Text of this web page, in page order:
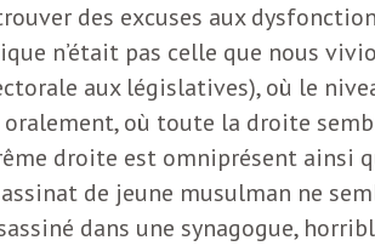
des excuses aux
n’était pas celle que nous
aux législatives), où le
oralement, où toute la droite
droite est omniprésent ainsi
de jeune musulman ne
dans une synagogue,